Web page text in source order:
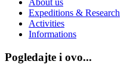
About us
Expeditions & Research
Activities
Informations
Pogledajte i ovo...